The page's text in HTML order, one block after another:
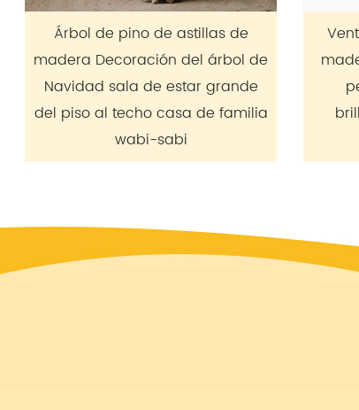
de
Venta caliente artesanías de
madera LED iluminación ángel
pequeña casa adornos
brillantes decoraciones de
Navidad